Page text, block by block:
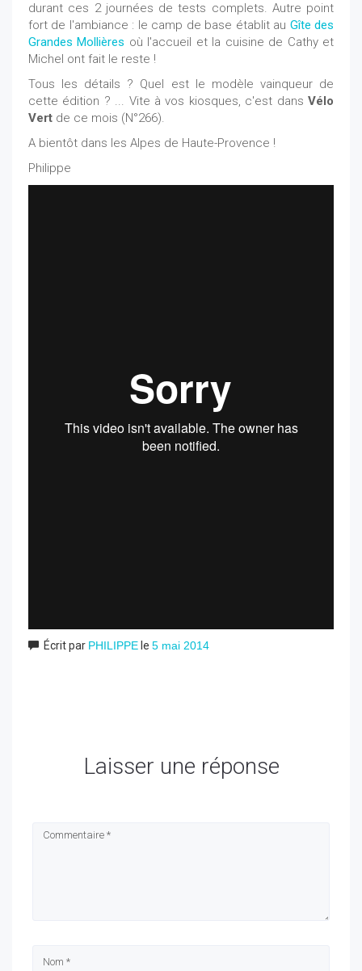
durant ces 2 journées de tests complets. Autre point
fort de l'ambiance : le camp de base établit au Gîte des
Grandes Mollières où l'accueil et la cuisine de Cathy et
Michel ont fait le reste !
Tous les détails ? Quel est le modèle vainqueur de
cette édition ? ... Vite à vos kiosques, c'est dans Vélo
Vert de ce mois (N°266).
A bientôt dans les Alpes de Haute-Provence !
Philippe
Écrit par PHILIPPE le 5 mai 2014
Laisser une réponse